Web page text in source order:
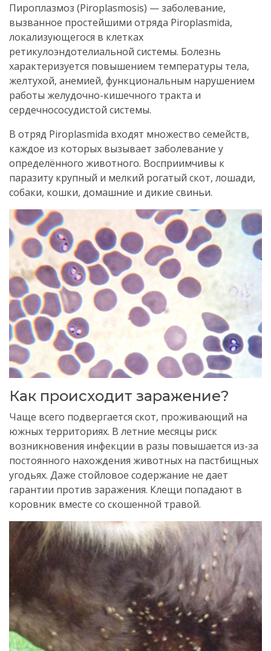
Пироплазмоз (Piroplasmosis) — заболевание,
вызванное простейшими отряда Piroplasmida,
локализующегося в клетках
ретикулоэндотелиальной системы. Болезнь
характеризуется повышением температуры тела,
желтухой, анемией, функциональным нарушением
работы желудочно-кишечного тракта и
сердечнососудистой системы.
В отряд Piroplasmida входят множество семейств,
каждое из которых вызывает заболевание у
определённого животного. Восприимчивы к
паразиту крупный и мелкий рогатый скот, лошади,
собаки, кошки, домашние и дикие свиньи.
Как происходит заражение?
Чаще всего подвергается скот, проживающий на
южных территориях. В летние месяцы риск
возникновения инфекции в разы повышается из-за
постоянного нахождения животных на пастбищных
угодьях. Даже стойловое содержание не дает
гарантии против заражения. Клещи попадают в
коровник вместе со скошенной травой.